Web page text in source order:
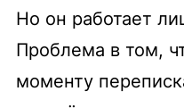
Но он работает
Проблема в том,
моменту